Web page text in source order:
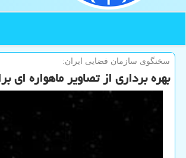
سخنگوی سازمان فضایی ایران:
بهره برداری از تصاویر ماهواره